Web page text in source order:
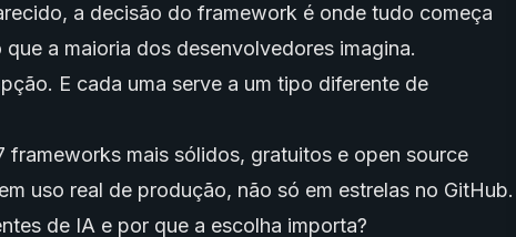
a decisão do framework é onde tudo começa
a maioria dos desenvolvedores imagina.
E cada uma serve a um tipo diferente de
frameworks mais sólidos, gratuitos e open source
uso real de produção, não só em estrelas no GitHub.
de IA e por que a escolha importa?